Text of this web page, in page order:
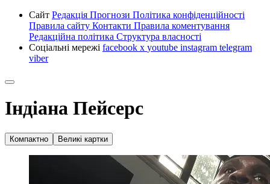
Сайт Редакція Прогнози Політика конфіденційності
Правила сайту Контакти Правила коментування
Редакційна політика Структура власності
Соціальні мережі facebook x youtube instagram telegram
viber
Індіана Пейсерс
Компактно Великі картки